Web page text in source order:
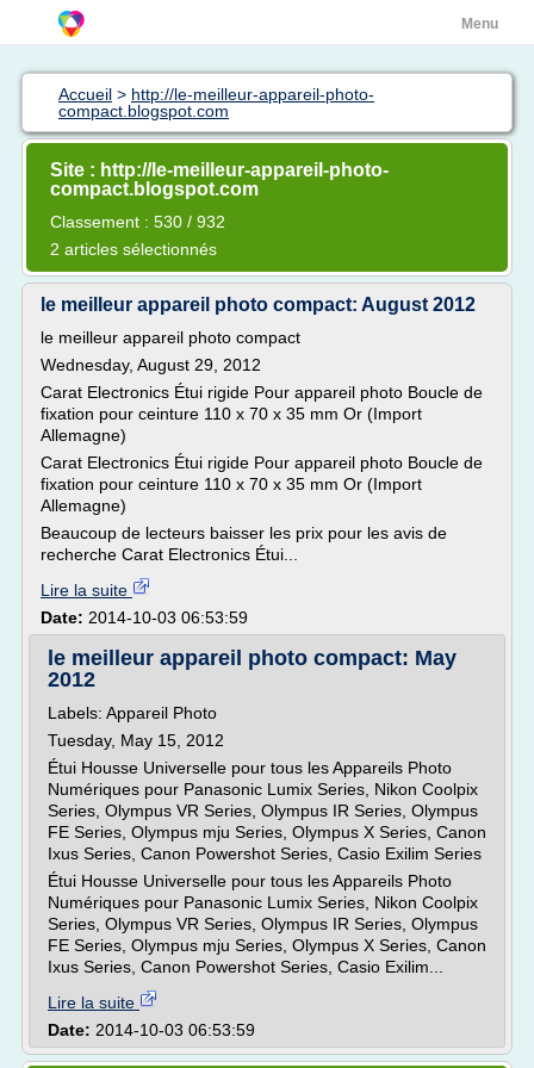
Menu
Accueil > http://le-meilleur-appareil-photo-
compact.blogspot.com
Site : http://le-meilleur-appareil-photo-
compact.blogspot.com
Classement : 530 / 932
2 articles sélectionnés
le meilleur appareil photo compact: August 2012
le meilleur appareil photo compact
Wednesday, August 29, 2012
Carat Electronics Étui rigide Pour appareil photo Boucle de
fixation pour ceinture 110 x 70 x 35 mm Or (Import
Allemagne)
Carat Electronics Étui rigide Pour appareil photo Boucle de
fixation pour ceinture 110 x 70 x 35 mm Or (Import
Allemagne)
Beaucoup de lecteurs baisser les prix pour les avis de
recherche Carat Electronics Étui...
Lire la suite
Date: 2014-10-03 06:53:59
le meilleur appareil photo compact: May
2012
Labels: Appareil Photo
Tuesday, May 15, 2012
Étui Housse Universelle pour tous les Appareils Photo
Numériques pour Panasonic Lumix Series, Nikon Coolpix
Series, Olympus VR Series, Olympus IR Series, Olympus
FE Series, Olympus mju Series, Olympus X Series, Canon
Ixus Series, Canon Powershot Series, Casio Exilim Series
Étui Housse Universelle pour tous les Appareils Photo
Numériques pour Panasonic Lumix Series, Nikon Coolpix
Series, Olympus VR Series, Olympus IR Series, Olympus
FE Series, Olympus mju Series, Olympus X Series, Canon
Ixus Series, Canon Powershot Series, Casio Exilim...
Lire la suite
Date: 2014-10-03 06:53:59